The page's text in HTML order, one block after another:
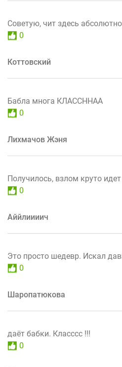
Советую, чит здесь
0
Коттовский
Бабла многа КЛАССННАА
0
Лихмачов Жэня
Получилось, взлом круто
0
Аййлиииич
Это просто шедевр. Искал
0
Шаропатюкова
даёт бабки. Класссс !!!
0